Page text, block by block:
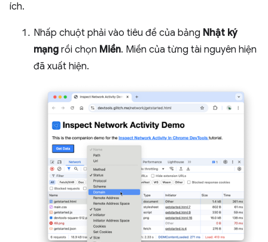
ích.
Nhấp chuột phải vào tiêu đề của bảng Nhật ký
mạng rồi chọn Miền. Miền của từng tài nguyên hiện
đã xuất hiện.